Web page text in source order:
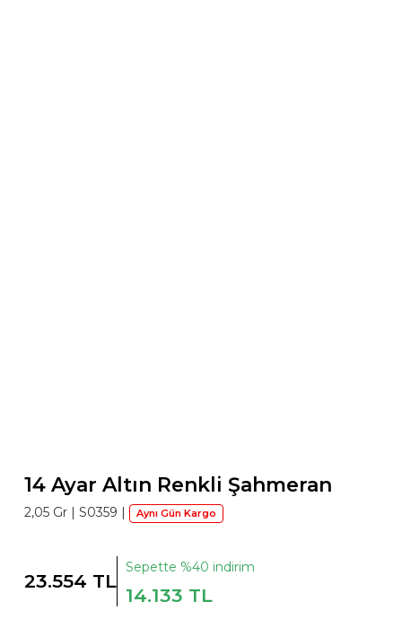
14 Ayar Altın Renkli Şahmeran
2,05 Gr | S0359 | Aynı Gün Kargo
23.554 TL
Sepette %40 indirim
14.133 TL